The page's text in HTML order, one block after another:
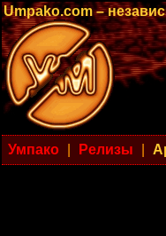
Umpako.com –
Умпако Релизы